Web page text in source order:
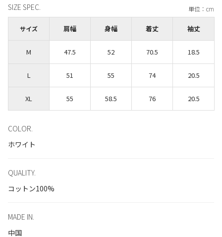
SIZE SPEC.
サイズ 肩幅 身幅 着丈 袖丈
M 47.5 52 70.5 18.5
L 51 55 74 20.5
XL 55 58.5 76 20.5
COLOR.
ホワイト
QUALITY.
コットン100%
MADE IN.
中国